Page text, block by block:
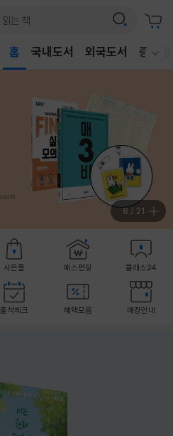
홈 국내도서 외국도서 중고샵
9 / 21
사은품 예스펀딩 클래스24
출석체크 혜택모음 매장안내